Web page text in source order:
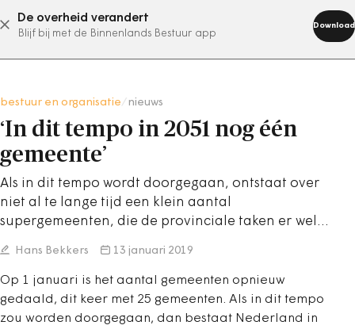
De overheid verandert
Blijf bij met de Binnenlands Bestuur app
Download
abonneer nu
bestuur en organisatie nieuws
‘In dit tempo in 2051 nog één
gemeente’
Als in dit tempo wordt doorgegaan, ontstaat over
niet al te lange tijd een klein aantal
supergemeenten, die de provinciale taken er wel…
Hans Bekkers 13 januari 2019
Op 1 januari is het aantal gemeenten opnieuw
gedaald, dit keer met 25 gemeenten. Als in dit tempo
zou worden doorgegaan, dan bestaat Nederland in